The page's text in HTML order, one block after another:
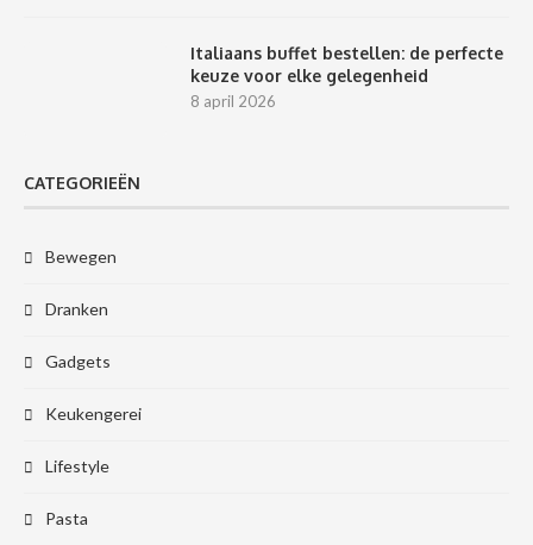
Italiaans buffet bestellen: de perfecte
keuze voor elke gelegenheid
8 april 2026
CATEGORIEËN
Bewegen
Dranken
Gadgets
Keukengerei
Lifestyle
Pasta